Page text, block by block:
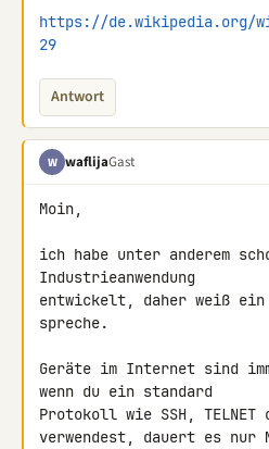
https://de.wikipedia.org/
29
Antwort
W waflijaGast
Moin,
ich habe unter anderem
Industrieanwendung
entwickelt, daher weiß ein
spreche.
Geräte im Internet sind
wenn du ein standard
Protokoll wie SSH,
verwendest, dauert es nur